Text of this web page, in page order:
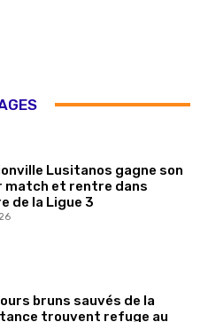
Lusitanos gagne son
match et rentre dans
de la Ligue 3
bruns sauvés de la
trouvent refuge au